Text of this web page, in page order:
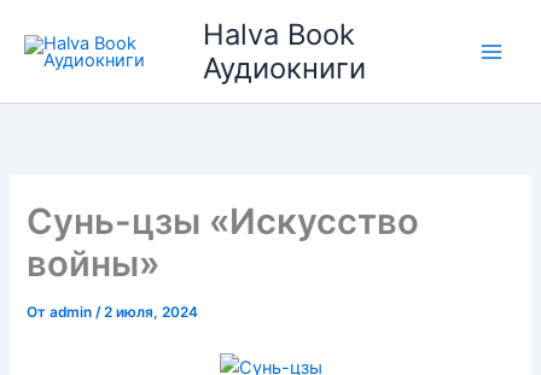
содержимому
Halva Book
Аудиокниги
Сунь-цзы «Искусство
войны»
Отadmin/2 июля, 2024